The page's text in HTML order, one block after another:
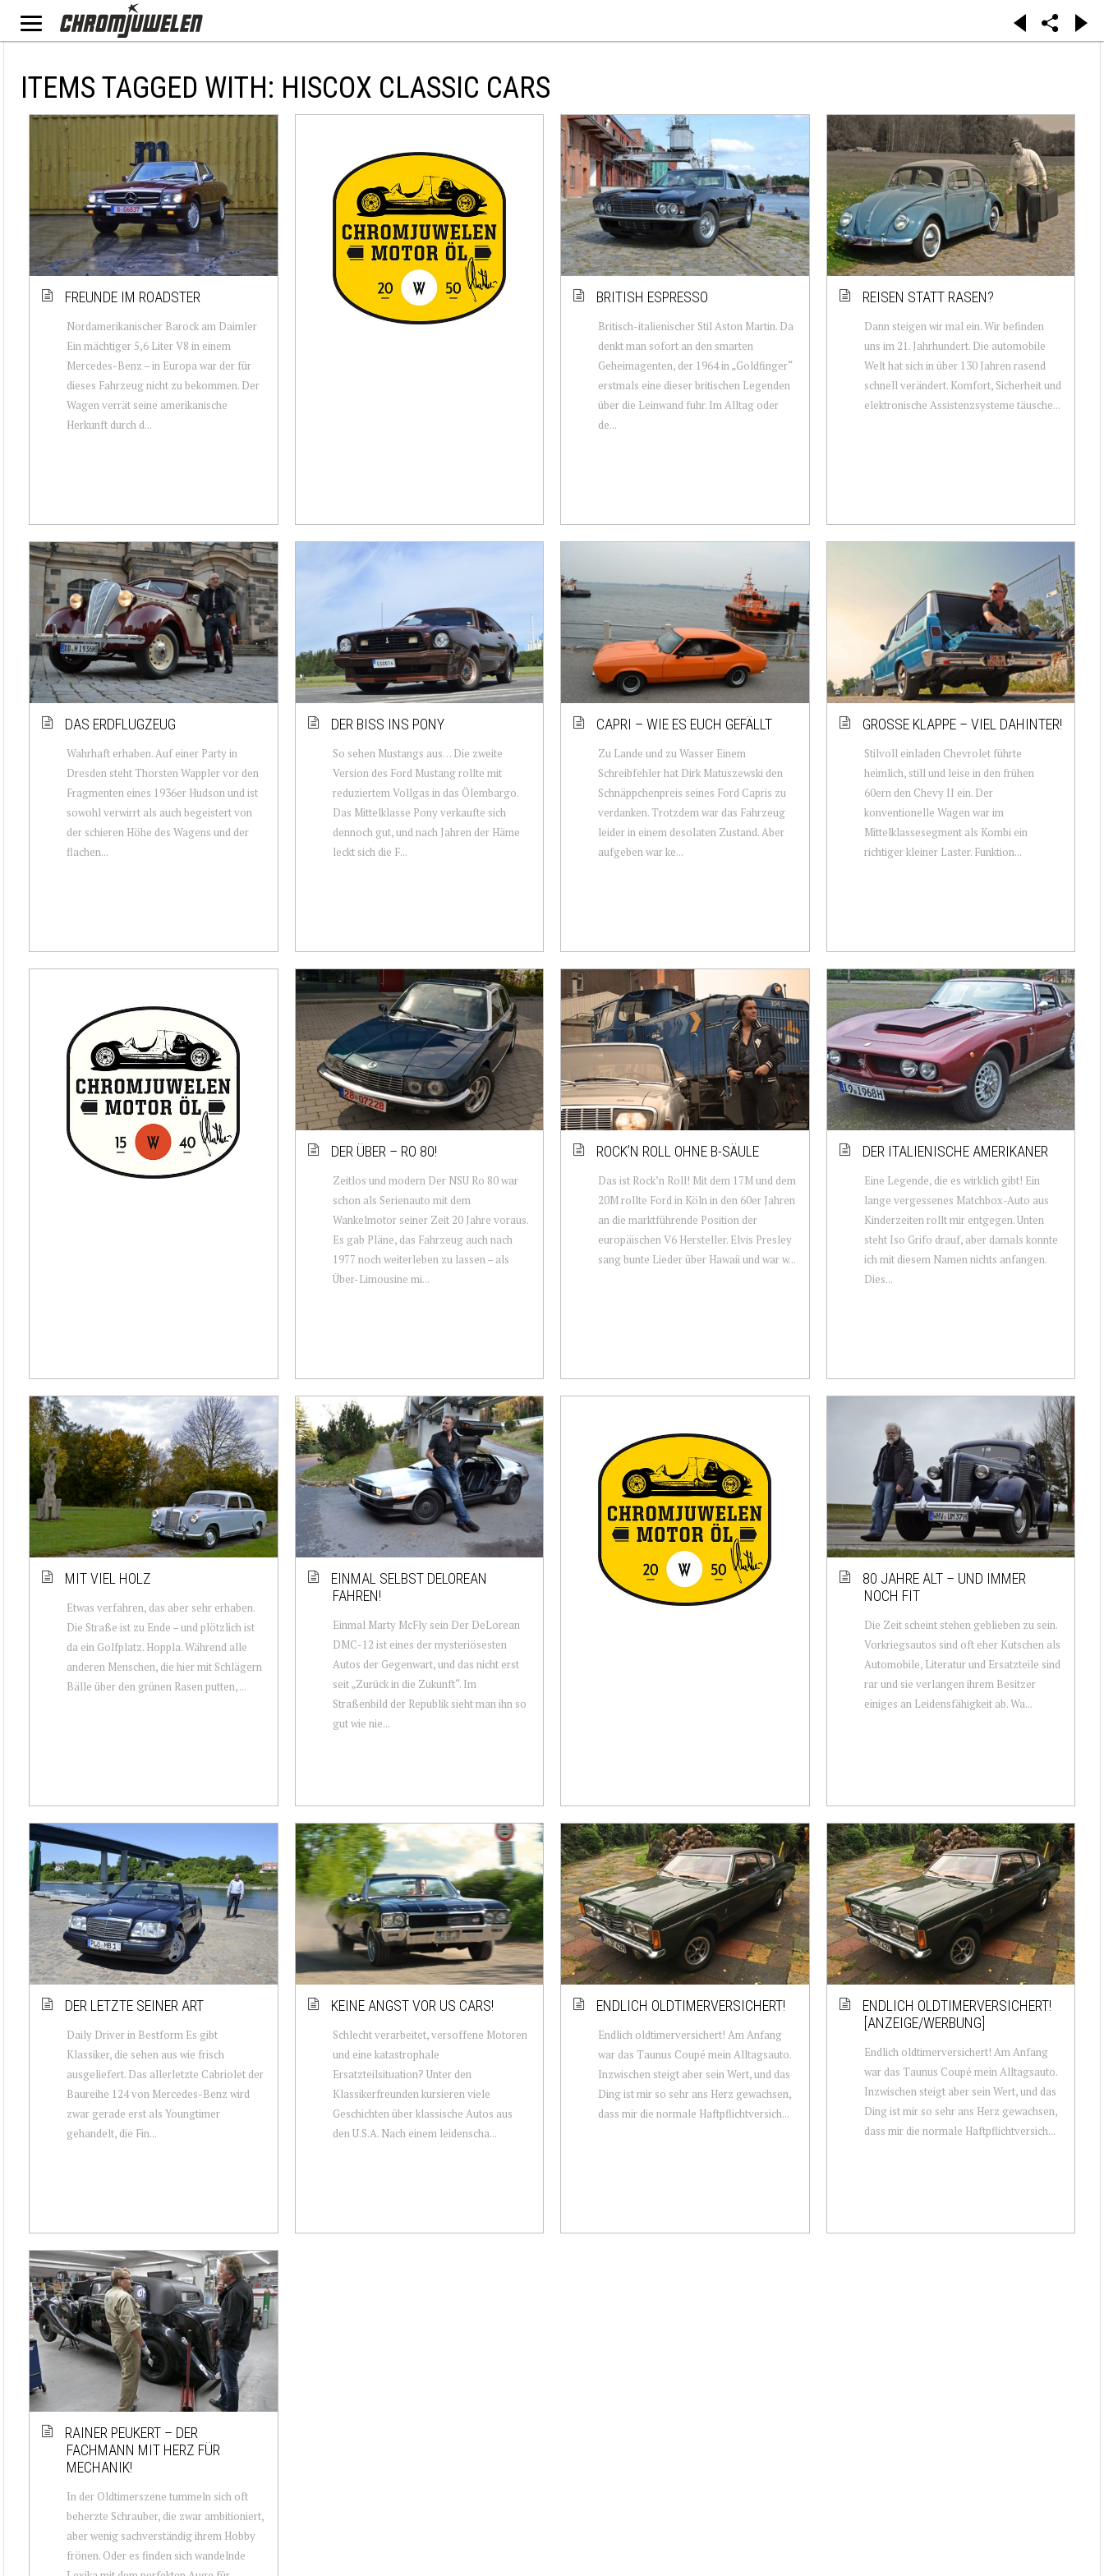
ITEMS TAGGED WITH: HISCOX CLASSIC CARS
FREUNDE IM ROADSTER
Nordamerikanischer Barock am Daimler
Ein mächtiger 5,6 Liter V8 in einem
Mercedes-Benz – in Europa war der für
dieses Fahrzeug nicht zu bekommen. Der
Wagen verrät seine amerikanische
Herkunft durch d...
BRITISH ESPRESSO
Britisch-italienischer Stil Aston Martin. Da
denkt man sofort an den smarten
Geheimagenten, der 1964 in „Goldfinger“
erstmals eine dieser britischen Legenden
über die Leinwand fuhr. Im Alltag oder
de...
REISEN STATT RASEN?
Dann steigen wir mal ein. Wir befinden
uns im 21. Jahrhundert. Die automobile
Welt hat sich in über 130 Jahren rasend
schnell verändert. Komfort, Sicherheit und
elektronische Assistenzsysteme täusche...
DAS ERDFLUGZEUG
Wahrhaft erhaben. Auf einer Party in
Dresden steht Thorsten Wappler vor den
Fragmenten eines 1936er Hudson und ist
sowohl verwirrt als auch begeistert von
der schieren Höhe des Wagens und der
flachen...
DER BISS INS PONY
So sehen Mustangs aus… Die zweite
Version des Ford Mustang rollte mit
reduziertem Vollgas in das Ölembargo.
Das Mittelklasse Pony verkaufte sich
dennoch gut, und nach Jahren der Häme
leckt sich die F...
CAPRI – WIE ES EUCH GEFÄLLT
Zu Lande und zu Wasser Einem
Schreibfehler hat Dirk Matuszewski den
Schnäppchenpreis seines Ford Capris zu
verdanken. Trotzdem war das Fahrzeug
leider in einem desolaten Zustand. Aber
aufgeben war ke...
GROSSE KLAPPE – VIEL DAHINTER!
Stilvoll einladen Chevrolet führte
heimlich, still und leise in den frühen
60ern den Chevy II ein. Der
konventionelle Wagen war im
Mittelklassesegment als Kombi ein
richtiger kleiner Laster. Funktion...
DER ÜBER – RO 80!
Zeitlos und modern Der NSU Ro 80 war
schon als Serienauto mit dem
Wankelmotor seiner Zeit 20 Jahre voraus.
Es gab Pläne, das Fahrzeug auch nach
1977 noch weiterleben zu lassen – als
Über-Limousine mi...
ROCK’N ROLL OHNE B-SÄULE
Das ist Rock’n Roll! Mit dem 17M und dem
20M rollte Ford in Köln in den 60er Jahren
an die marktführende Position der
europäischen V6 Hersteller. Elvis Presley
sang bunte Lieder über Hawaii und war w...
DER ITALIENISCHE AMERIKANER
Eine Legende, die es wirklich gibt! Ein
lange vergessenes Matchbox-Auto aus
Kinderzeiten rollt mir entgegen. Unten
steht Iso Grifo drauf, aber damals konnte
ich mit diesem Namen nichts anfangen.
Dies...
MIT VIEL HOLZ
Etwas verfahren, das aber sehr erhaben.
Die Straße ist zu Ende – und plötzlich ist
da ein Golfplatz. Hoppla. Während alle
anderen Menschen, die hier mit Schlägern
Bälle über den grünen Rasen putten, ...
EINMAL SELBST DELOREAN
FAHREN!
Einmal Marty McFly sein Der DeLorean
DMC-12 ist eines der mysteriösesten
Autos der Gegenwart, und das nicht erst
seit „Zurück in die Zukunft“. Im
Straßenbild der Republik sieht man ihn so
gut wie nie...
80 JAHRE ALT – UND IMMER
NOCH FIT
Die Zeit scheint stehen geblieben zu sein.
Vorkriegsautos sind oft eher Kutschen als
Automobile, Literatur und Ersatzteile sind
rar und sie verlangen ihrem Besitzer
einiges an Leidensfähigkeit ab. Wa...
DER LETZTE SEINER ART
Daily Driver in Bestform Es gibt
Klassiker, die sehen aus wie frisch
ausgeliefert. Das allerletzte Cabriolet der
Baureihe 124 von Mercedes-Benz wird
zwar gerade erst als Youngtimer
gehandelt, die Fin...
KEINE ANGST VOR US CARS!
Schlecht verarbeitet, versoffene Motoren
und eine katastrophale
Ersatzteilsituation? Unter den
Klassikerfreunden kursieren viele
Geschichten über klassische Autos aus
den U.S.A. Nach einem leidenscha...
ENDLICH OLDTIMERVERSICHERT!
Endlich oldtimerversichert! Am Anfang
war das Taunus Coupé mein Alltagsauto.
Inzwischen steigt aber sein Wert, und das
Ding ist mir so sehr ans Herz gewachsen,
dass mir die normale Haftpflichtversich...
ENDLICH OLDTIMERVERSICHERT!
[ANZEIGE/WERBUNG]
Endlich oldtimerversichert! Am Anfang
war das Taunus Coupé mein Alltagsauto.
Inzwischen steigt aber sein Wert, und das
Ding ist mir so sehr ans Herz gewachsen,
dass mir die normale Haftpflichtversich...
RAINER PEUKERT – DER
FACHMANN MIT HERZ FÜR
MECHANIK!
In der Oldtimerszene tummeln sich oft
beherzte Schrauber, die zwar ambitioniert,
aber wenig sachverständig ihrem Hobby
frönen. Oder es finden sich wandelnde